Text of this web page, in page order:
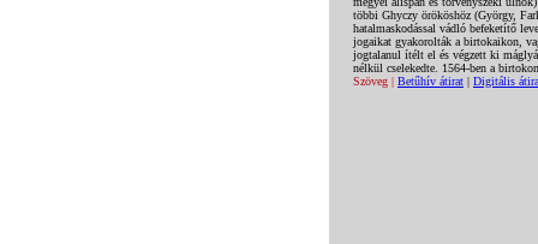
többi Ghyczy örököshöz (György,
hatalmaskodással vádló befeketítő
jogaikat gyakorolták a birtokaikon,
jogtalanul ítélt el és végzett ki
nélkül cselekedte. 1564-ben a
Szöveg | Betűhív átirat| Digitális